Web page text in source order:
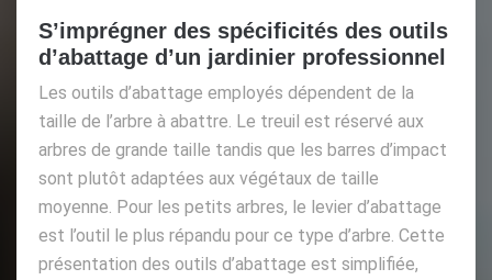
S’imprégner des spécificités des outils
d’abattage d’un jardinier professionnel
Les outils d’abattage employés dépendent de la
taille de l’arbre à abattre. Le treuil est réservé aux
arbres de grande taille tandis que les barres d’impact
sont plutôt adaptées aux végétaux de taille
moyenne. Pour les petits arbres, le levier d’abattage
est l’outil le plus répandu pour ce type d’arbre. Cette
présentation des outils d’abattage est simplifiée,